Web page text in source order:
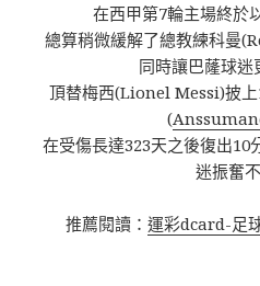
在西甲第7輪主場終於
總算稍微緩解了總教練科曼
同時讓巴蕯球迷
頂替梅西(Lionel Messi)披
(
在受傷長達323天之後復出10
迷振奮
推薦閱讀： 運彩dcard-足